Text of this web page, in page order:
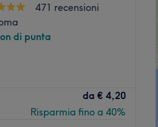
concetto di barberia
a Roma.
471 recensioni
di punta
da € 4,20
Risparmia fino a 40%